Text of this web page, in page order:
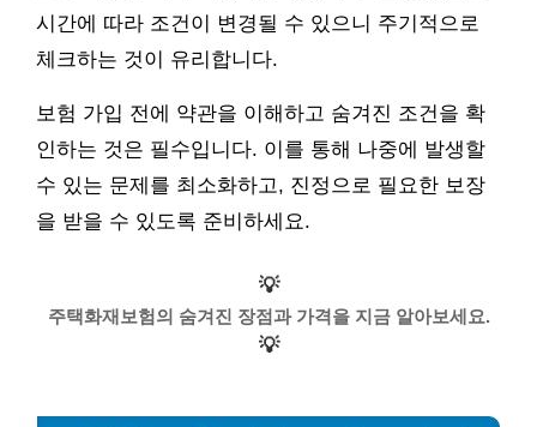
시간에 따라 조건이 변경될 수 있으니 주기적으로
체크하는 것이 유리합니다.
보험 가입 전에 약관을 이해하고 숨겨진 조건을 확
인하는 것은 필수입니다. 이를 통해 나중에 발생할
수 있는 문제를 최소화하고, 진정으로 필요한 보장
을 받을 수 있도록 준비하세요.
💡
주택화재보험의 숨겨진 장점과 가격을 지금 알아보세요.
💡